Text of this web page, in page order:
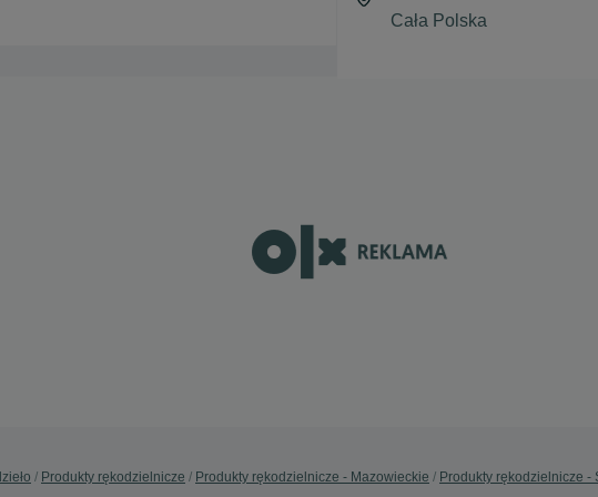
Produkty rękodzielnicze Produkty rękodzielnicze - Mazowieckie Produkty rękodzielnicze -